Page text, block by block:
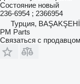
Состояние новый
236-6954 ; 2366954
Турция,
PM Parts
Связаться с продавцом